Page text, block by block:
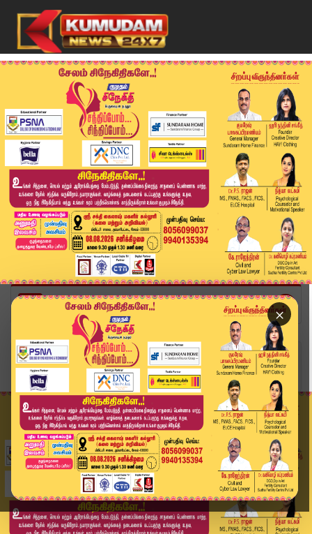
×
Home
வீடியோ ஸ்டோரி
"ஜெயலலிதா பெயரில் உள்ள பல்கலைக்கழகம் என்பதற்காக...